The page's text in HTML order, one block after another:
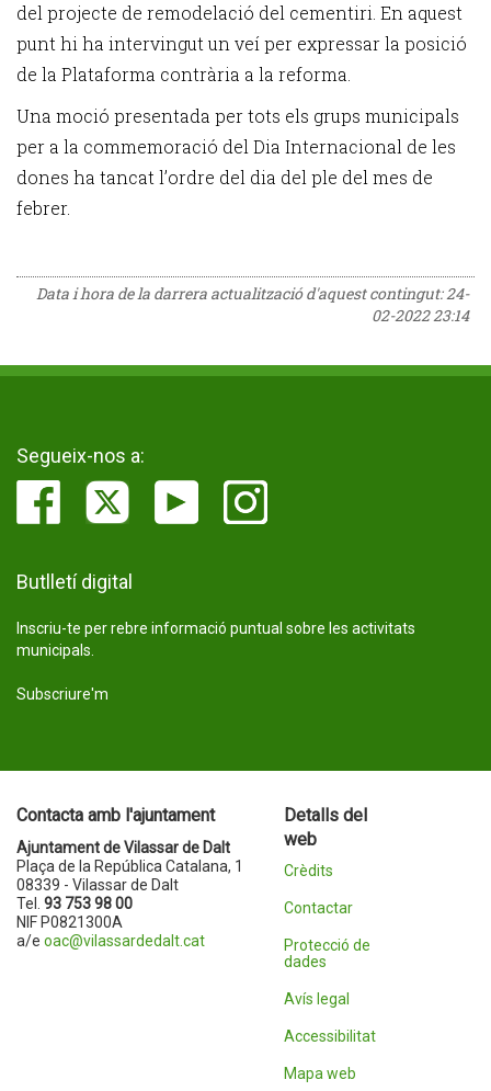
del projecte de remodelació del cementiri. En aquest
punt hi ha intervingut un veí per expressar la posició
de la Plataforma contrària a la reforma.
Una moció presentada per tots els grups municipals
per a la commemoració del Dia Internacional de les
dones ha tancat l’ordre del dia del ple del mes de
febrer.
Data i hora de la darrera actualització d'aquest contingut:24-
02-2022 23:14
Segueix-nos a:
Butlletí digital
Inscriu-te per rebre informació puntual sobre les activitats
municipals.
Subscriure'm
Contacta amb l'ajuntament
Ajuntament de Vilassar de Dalt
Plaça de la República Catalana, 1
08339 - Vilassar de Dalt
Tel. 93 753 98 00
NIF P0821300A
a/e oac@vilassardedalt.cat
Detalls del
web
Crèdits
Contactar
Protecció de
dades
Avís legal
Accessibilitat
Mapa web